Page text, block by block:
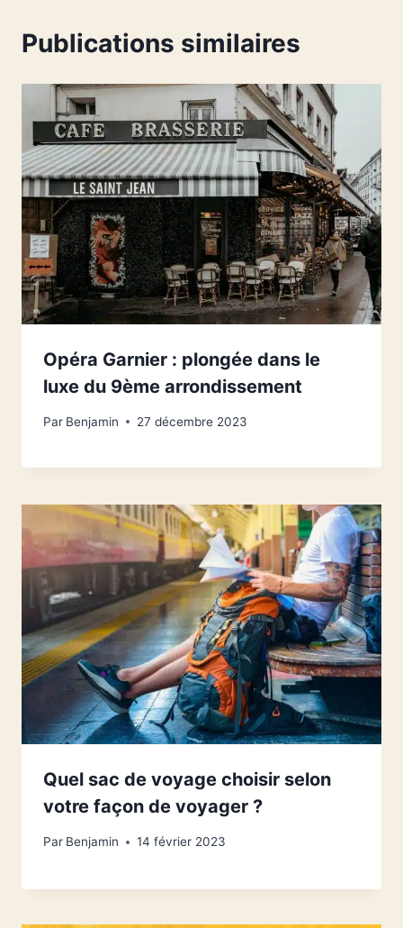
Publications similaires
Opéra Garnier : plongée dans le
luxe du 9ème arrondissement
Par Benjamin 27 décembre 2023
Quel sac de voyage choisir selon
votre façon de voyager ?
Par Benjamin 14 février 2023